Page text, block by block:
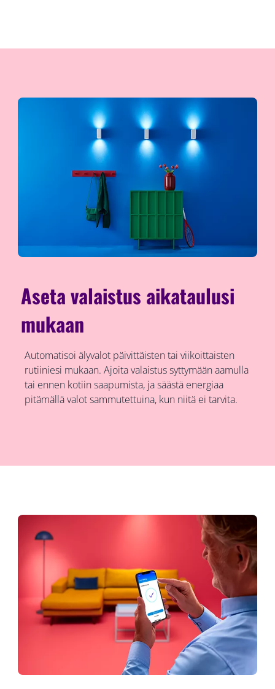
Aseta valaistus aikataulusi
mukaan
Automatisoi älyvalot päivittäisten tai viikoittaisten
rutiiniesi mukaan. Ajoita valaistus syttymään aamulla
tai ennen kotiin saapumista, ja säästä energiaa
pitämällä valot sammutettuina, kun niitä ei tarvita.